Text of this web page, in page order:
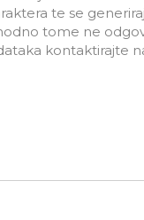
te se
tome ne
kontaktirajte